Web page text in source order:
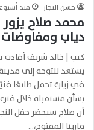
حسن النجار منذ
محمد صلاح
دياب ومفاوضات
كتب | خالد شريف أفادت
في زيارة تحمل طابعًا
أن صلاح سيحضر حفل
مارينا المفتوح،…